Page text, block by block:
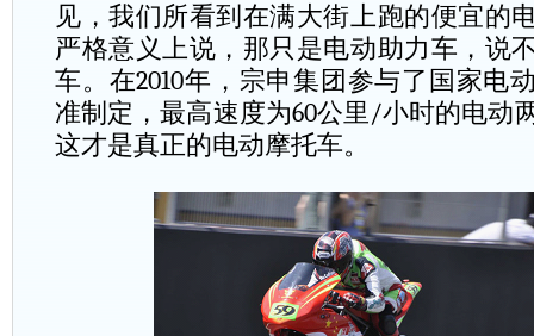
见，我们所看到在满大街上跑的便宜的
严格意义上说，那只是电动助力车，说
车。在2010年，宗申集团参与了国家电
准制定，最高速度为60公里 /小时的电动
这才是真正的电动摩托车。